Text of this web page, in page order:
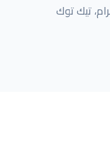
تيك توك